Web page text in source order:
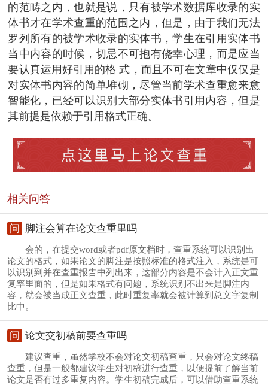
的范畴之内，也就是说，只有被学术数据库收录的实
体书才在学术查重的范围之内，但是，由于我们无法
罗列所有的被学术收录的实体书，学生在引用实体书
当中内容的时候，切忌不可抱有侥幸心理，而是应当
要认真运用好引用的格 式，而且不可在文章中仅仅是
对实体书内容的简单堆砌，尽管当前学术查重愈来愈
智能化，已经可以识别大部分实体书引用内容，但是
其前提是依赖于引用格式正确。
相关问答
问 脚注会算在论文查重里吗
会的，在提交word或者pdf原文档时，查重系统可以识别出
论文的格式，如果论文的脚注是按照标准的格式注入，系统是可
以识别到并在查重报告中列出来，这部分内容是不会计入正文重
复率里面的，但是如果格式有问题，系统识别不出来是脚注内
容，就会被当成正文查重，此时重复率就会被计算到总文字复制
比中。
问 论文交初稿前要查重吗
建议查重，虽然学校不会对论文初稿查重，只会对论文终稿
查重，但是一般都建议学生对初稿进行查重，以便提前了解当前
论文是否有过多重复内容。学生初稿完成后，可以借助查重系统